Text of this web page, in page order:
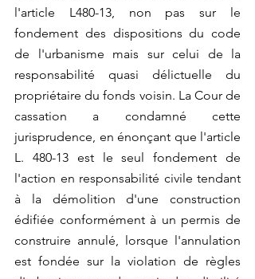
l'article L480-13, non pas sur le
fondement des dispositions du code
de l'urbanisme mais sur celui de la
responsabilité quasi délictuelle du
propriétaire du fonds voisin. La Cour de
cassation a condamné cette
jurisprudence, en énonçant que l'article
L. 480-13 est le seul fondement de
l'action en responsabilité civile tendant
à la démolition d'une construction
édifiée conformément à un permis de
construire annulé, lorsque l'annulation
est fondée sur la violation de règles